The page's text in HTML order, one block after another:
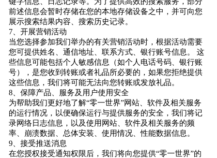
前述信息会暂时存储在您的本地存储设备之中，并可向您
展示搜索结果内容、搜索历史记录。
7、开展营销活动
当您选择参加我们举办的有关营销活动时，根据活动需要
您可提供姓名、通信地址、联系方式、银行账号信息。 这
些信息可能包括个人敏感信息（如个人电话号码、银行账
号），是您收到转账或者礼品所必要的，如果您拒绝提供
这些信息，我们将可能无法向您转账或发放礼品。
8、保障产品、服务及用户使用安全
为帮助我们更好地了解“零一世界”网站、软件及相关服务
的运行情况，以便确保运行与提供服务的安全，我们将记
录网络日志信息，以及使用网站、软件及相关服务的频
率、崩溃数据、总体安装、使用情况、性能数据信息。
9、接受推送消息
在您授权接受通知权限后，我们将向您提供“零一世界”的